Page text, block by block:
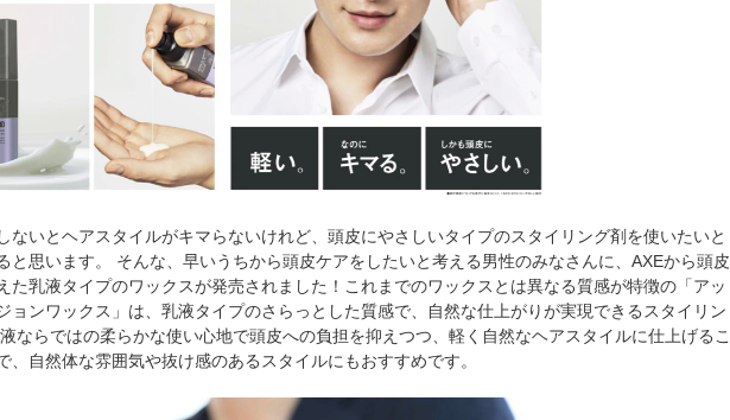
ないとヘアスタイルがキマらないけれど、頭皮にやさしいタイプのスタイリング剤を使いたいと
と思います。 そんな、早いうちから頭皮ケアをしたいと考える男性のみなさんに、AXEから頭皮
た乳液タイプのワックスが発売されました！これまでのワックスとは異なる質感が特徴の「アッ
ンワックス」は、乳液タイプのさらっとした質感で、自然な仕上がりが実現できるスタイリン
ならではの柔らかな使い心地で頭皮への負担を抑えつつ、軽く自然なヘアスタイルに仕上げるこ
、自然体な雰囲気や抜け感のあるスタイルにもおすすめです。